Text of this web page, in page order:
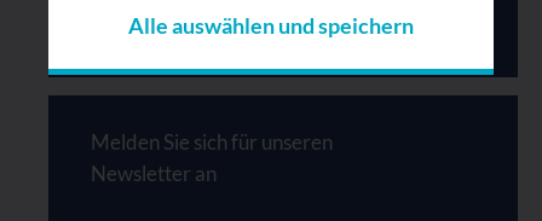
+49 (0)211 / 59829500
Melden Sie sich für unseren
Newsletter an
Alle auswählen und speichern